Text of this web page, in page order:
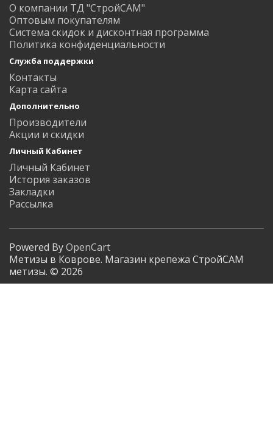
О компании ТД "СтройСАМ"
Оптовым покупателям
Система скидок и дисконтная программа
Политика конфиденциальности
Служба поддержки
Контакты
Карта сайта
Дополнительно
Производители
Акции и скидки
Личный Кабинет
Личный Кабинет
История заказов
Закладки
Рассылка
Powered ByOpenCart
Метизы в Коврове. Магазин крепежа СтройСАМ
метизы. © 2026